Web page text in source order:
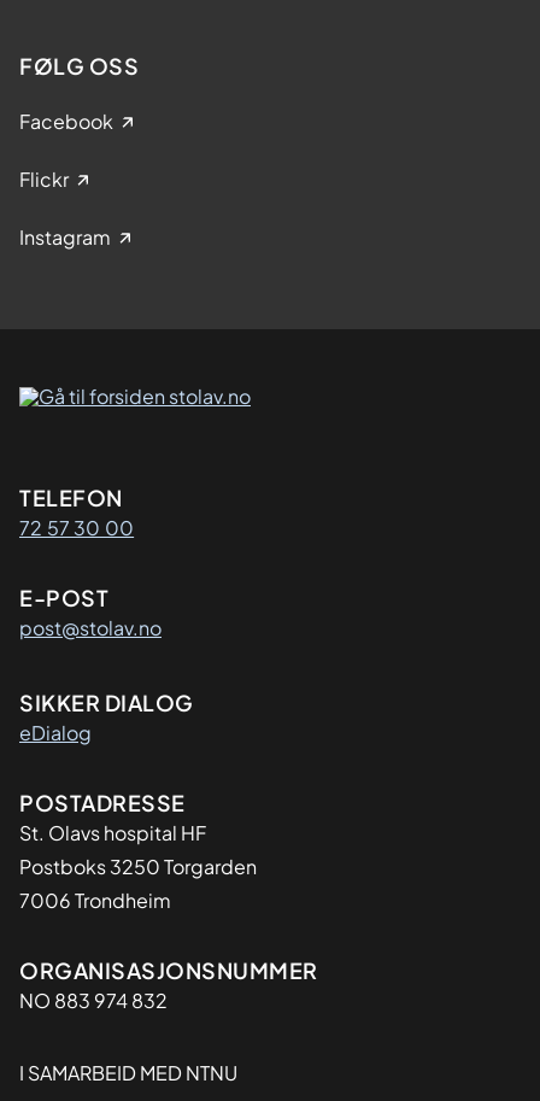
FØLG OSS
Facebook
Flickr
Instagram
Kontaktinformasjon
TELEFON
72 57 30 00
E-POST
post@stolav.no
SIKKER DIALOG
eDialog
Adresse
POSTADRESSE
St. Olavs hospital HF
Postboks 3250 Torgarden
7006 Trondheim
Organisasjon
ORGANISASJONSNUMMER
NO 883 974 832
I SAMARBEID MED NTNU